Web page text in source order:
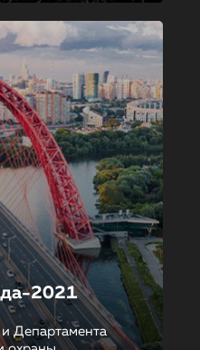
2021
Департамента